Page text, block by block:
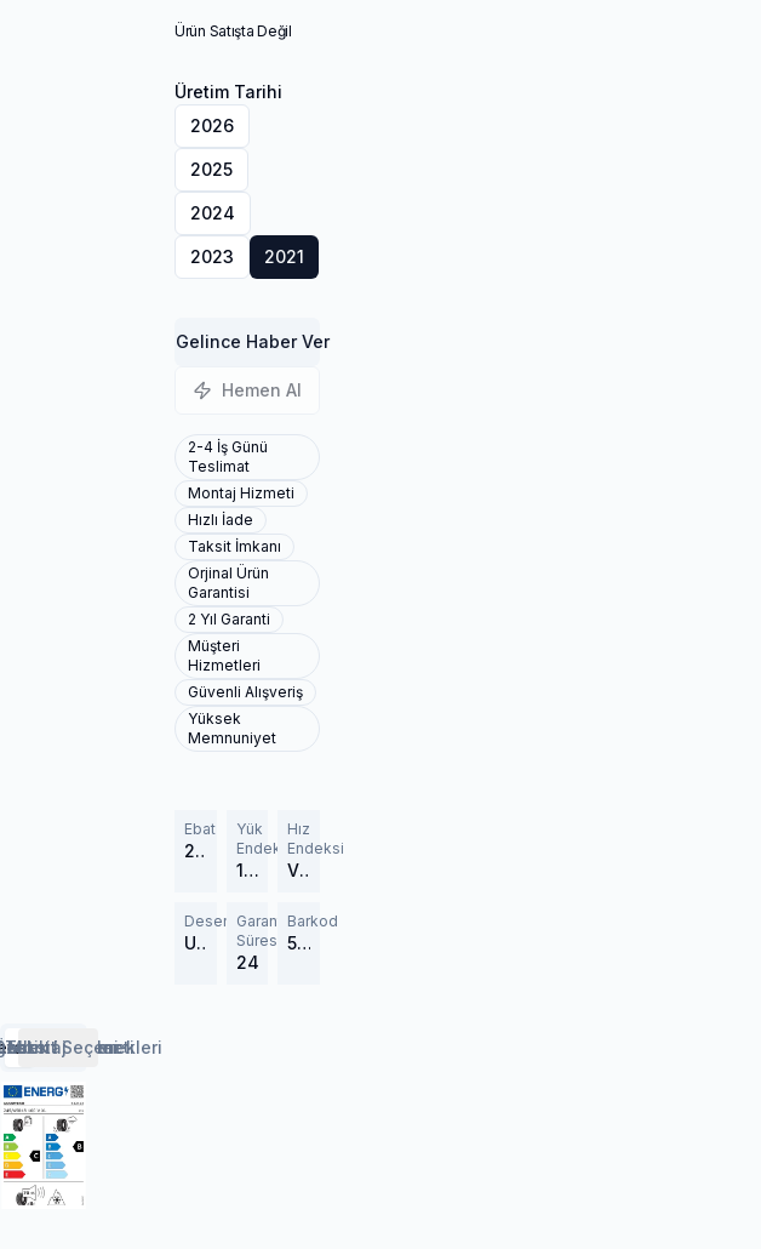
Ürün Satışta Değil
Üretim Tarihi
2026
2025
2024
2023 2021
Gelince Haber Ver
Hemen Al
2-4 İş Günü
Teslimat
Montaj Hizmeti
Hızlı İade
Taksit İmkanı
Orjinal Ürün
Garantisi
2 Yıl Garanti
Müşteri
Hizmetleri
Güvenli Alışveriş
Yüksek
Memnuniyet
Ebat
245/45R18
Yük
Endeksi
100 (800 kg)
Hız
Endeksi
V (240 km/h)
Desen
UltraGrip 8 Performance
Garanti
Süresi
24
Barkod
532423
Rehberi
Montaj Hizmeti
Taksit Seçenekleri